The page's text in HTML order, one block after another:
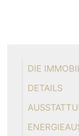
DIE
DETAILS